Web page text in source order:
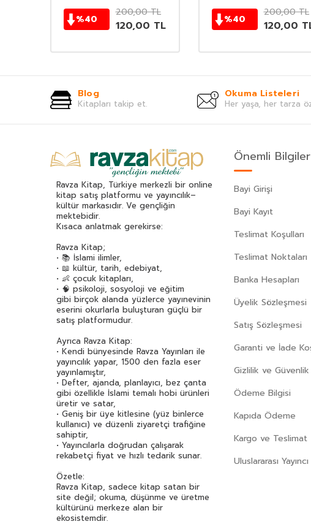
%40
200,00TL
120,00 TL %40
200,00TL
120,00
Blog
Kitapları takip et.
Okuma Listeleri
Her yaşa, her tarza
Ravza Kitap, Türkiye merkezli bir online
kitap satış platformu ve yayıncılık–
kültür markasıdır. Ve gençliğin
mektebidir.
Kısaca anlatmak gerekirse:
Ravza Kitap;
• 📚 İslami ilimler,
• 📖 kültür, tarih, edebiyat,
• 👶 çocuk kitapları,
• 🧠 psikoloji, sosyoloji ve eğitim
gibi birçok alanda yüzlerce yayınevinin
eserini okurlarla buluşturan güçlü bir
satış platformudur.
Ayrıca Ravza Kitap:
• Kendi bünyesinde Ravza Yayınları ile
yayıncılık yapar, 1500 den fazla eser
yayınlamıştır,
• Defter, ajanda, planlayıcı, bez çanta
gibi özellikle İslami temalı hobi ürünleri
üretir ve satar,
• Geniş bir üye kitlesine (yüz binlerce
kullanıcı) ve düzenli ziyaretçi trafiğine
sahiptir,
• Yayıncılarla doğrudan çalışarak
rekabetçi fiyat ve hızlı tedarik sunar.
Özetle:
Ravza Kitap, sadece kitap satan bir
site değil; okuma, düşünme ve üretme
kültürünü merkeze alan bir
ekosistemdir.
Önemli Bilgiler
Bayi Girişi
Bayi Kayıt
Teslimat Koşulları
Teslimat Noktaları
Banka Hesapları
Üyelik Sözleşmesi
Satış Sözleşmesi
Garanti ve İade
Gizlilik ve Güvenlik
Ödeme Bilgisi
Kapıda Ödeme
Kargo ve Teslimat
Uluslararası